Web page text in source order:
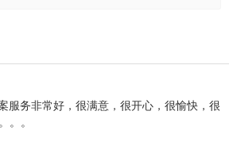
服务非常好，很满意，很开心，很愉快，很
。。